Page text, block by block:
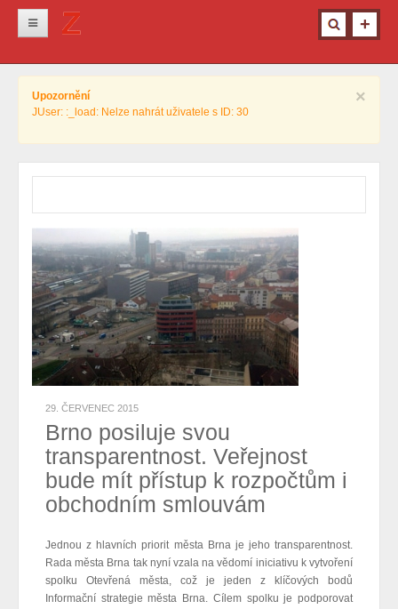
Krimi
Info z města
×
Upozornění
JUser: :_load: Nelze nahrát uživatele s ID: 30
29. ČERVENEC 2015
Brno posiluje svou
transparentnost. Veřejnost
bude mít přístup k rozpočtům i
obchodním smlouvám
Jednou z hlavních priorit města Brna je jeho transparentnost.
Rada města Brna tak nyní vzala na vědomí iniciativu k vytvoření
spolku Otevřená města, což je jeden z klíčových bodů
Informační strategie města Brna. Cílem spolku je podporovat